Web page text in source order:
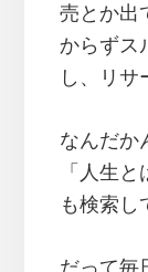
売とか出
からずス
し、リサ
なんだか
「人生
も検索し